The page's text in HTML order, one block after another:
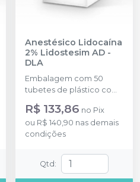
Anestésico Lidocaína
2% Lidostesim AD -
DLA
Embalagem com 50
tubetes de plástico com
1,8ml cada. Cloridrato de
Lidocaína com
Hemitartarato de
epinefrina.
R$ 133,86 no Pix
ou R$ 140,90 nas demais
condições
Qtd :